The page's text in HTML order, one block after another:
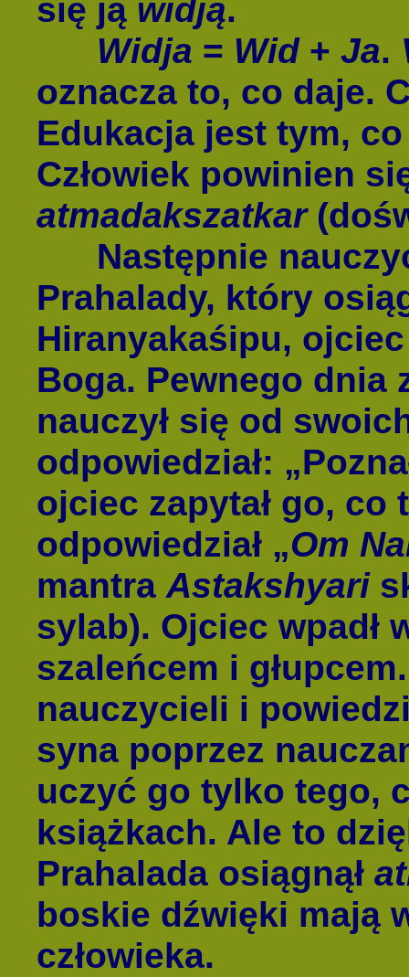
się ją widją.
Widja = Wid+ Ja.
oznacza to, co daje.
Edukacja jest tym,
Człowiek powinien
atmadakszatkar
Następnie
Prahalady, który
Hiranyakaśipu,
Boga. Pewnego dnia
nauczył się od
odpowiedział:
ojciec zapytał go, co
odpowiedział „Om
mantra Astakshyari
sylab). Ojciec wpadł
szaleńcem i
nauczycieli i
syna poprzez
uczyć go tylko tego,
książkach. Ale to
Prahalada osiągnął
boskie dźwięki mają
człowieka.